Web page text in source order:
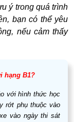
ý trong quá trình
bạn có thể yêu
, nếu cảm thấy
hạng B1?
với hình thức học
rớt phụ thuộc vào
vào ngày thi sát